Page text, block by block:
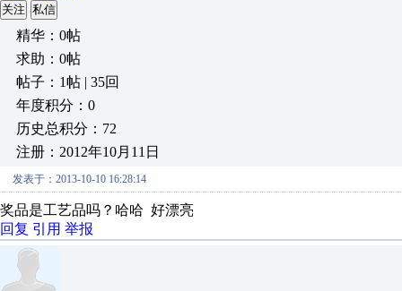
关注 私信
精华：0帖
求助：0帖
帖子：1帖 | 35回
年度积分：0
历史总积分：72
注册：2012年10月11日
发表于：2013-10-10 16:28:14
奖品是工艺品吗？哈哈 好漂亮
回复 引用 举报